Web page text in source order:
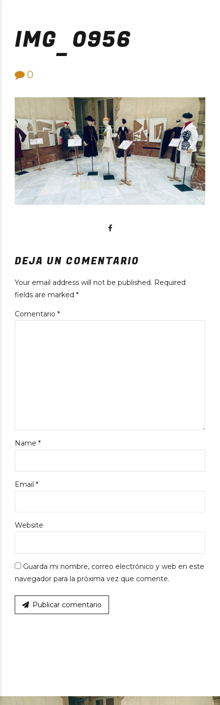
IMG_0956
0
DEJA UN COMENTARIO
Your email address will not be published. Required
fields are marked *
Comentario *
Name *
Email *
Website
Guarda mi nombre, correo electrónico y web en este
navegador para la próxima vez que comente.
Publicar comentario